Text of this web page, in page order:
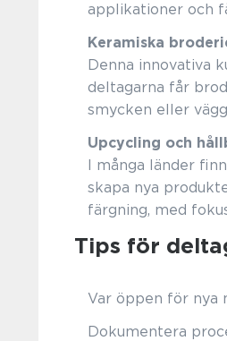
applikationer och
Keramiska
Denna innovativa
deltagarna får
smycken eller
Upcycling och
I många länder
skapa nya
färgning, med
Tips för
Var öppen för nya
Dokumentera